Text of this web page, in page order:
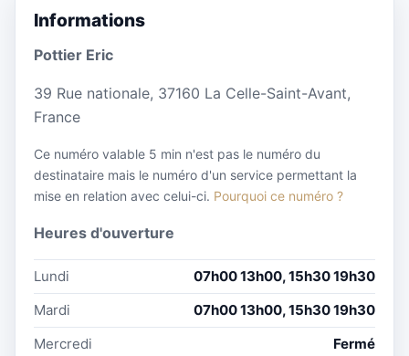
Informations
Pottier Eric
39 Rue nationale, 37160 La Celle-Saint-Avant,
France
Ce numéro valable 5 min n'est pas le numéro du
destinataire mais le numéro d'un service permettant la
mise en relation avec celui-ci. Pourquoi ce numéro ?
Heures d'ouverture
Lundi
07h00 13h00, 15h30 19h30
Mardi
07h00 13h00, 15h30 19h30
Mercredi
Fermé